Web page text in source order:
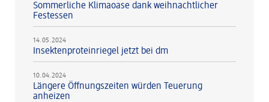
Sommerliche Klimaoase dank weihnachtlicher
Festessen
14.05.2024
Insektenproteinriegel jetzt bei dm
10.04.2024
Längere Öffnungszeiten würden Teuerung
anheizen